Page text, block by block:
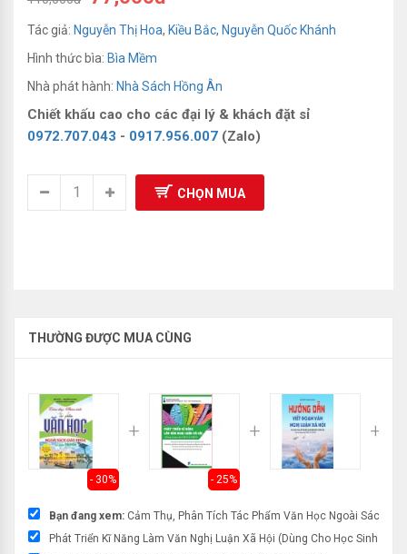
Sách Luyện Thi Olympic
Tác giả: Nguyễn Thị Hoa, Kiều Bắc, Nguyễn Quốc Khánh
Hình thức bìa: Bìa Mềm
Nhà phát hành: Nhà Sách Hồng Ân
Chiết khấu cao cho các đại lý & khách đặt sỉ
0972.707.043 - 0917.956.007 (Zalo)
CHỌN MUA
THƯỜNG ĐƯỢC MUA CÙNG
- 30% - 25%
Bạn đang xem: Cảm Thụ, Phân Tích Tác Phẩm Văn Học Ngoài Sách
Phát Triển Kĩ Năng Làm Văn Nghị Luận Xã Hội (Dùng Cho Học Sinh